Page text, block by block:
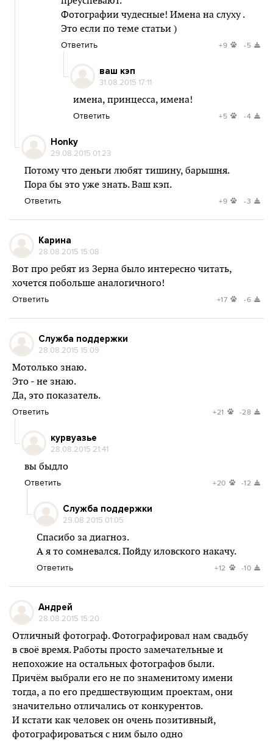
Фотографии чудесные! Имена на слуху .
Это если по теме статьи )
Ответить +9 -5
ваш кэп
31.08.2015 17:11
имена, принцесса, имена!
Ответить +5 -4
Honky
29.08.2015 01:23
Потому что деньги любят тишину, барышня.
Пора бы это уже знать. Ваш кэп.
Ответить +9 -3
Карина
28.08.2015 15:08
Вот про ребят из Зерна было интересно читать,
хочется побольше аналогичного!
Ответить +17 -6
Служба поддержки
28.08.2015 15:09
Мотолько знаю.
Это - не знаю.
Да, это показатель.
Ответить +21 -28
курвуазье
28.08.2015 21:41
вы быдло
Ответить +20 -12
Служба поддержки
29.08.2015 01:05
Спасибо за диагноз.
А я то сомневался. Пойду иловского накачу.
Ответить +12 -10
Андрей
28.08.2015 15:20
Отличный фотограф. Фотографировал нам свадьбу
в своё время. Работы просто замечательные и
непохожие на остальных фотографов были.
Причём выбрали его не по знаменитому имени
тогда, а по его предшествующим проектам, они
значительно отличались от конкурентов.
И кстати как человек он очень позитивный,
фотографироваться с ним было одно